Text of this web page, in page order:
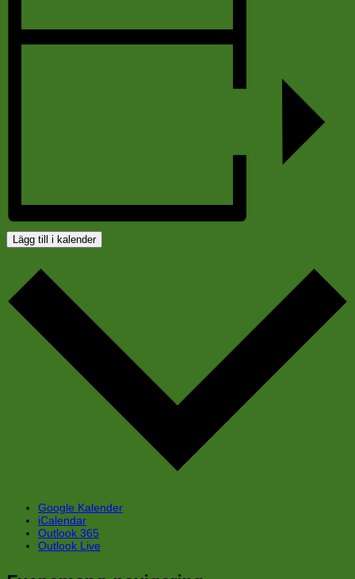
Lägg till i kalender
Google Kalender
iCalendar
Outlook 365
Outlook Live